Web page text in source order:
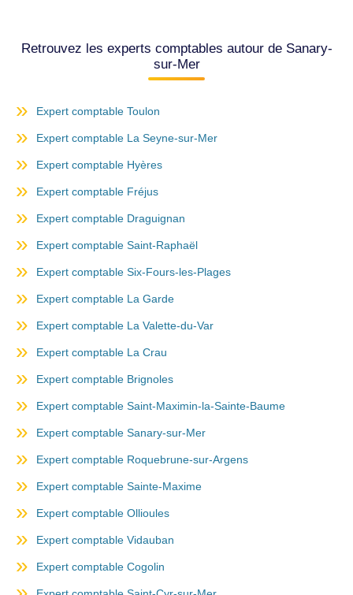
Retrouvez les experts comptables autour de Sanary-
sur-Mer
Expert comptable Toulon
Expert comptable La Seyne-sur-Mer
Expert comptable Hyères
Expert comptable Fréjus
Expert comptable Draguignan
Expert comptable Saint-Raphaël
Expert comptable Six-Fours-les-Plages
Expert comptable La Garde
Expert comptable La Valette-du-Var
Expert comptable La Crau
Expert comptable Brignoles
Expert comptable Saint-Maximin-la-Sainte-Baume
Expert comptable Sanary-sur-Mer
Expert comptable Roquebrune-sur-Argens
Expert comptable Sainte-Maxime
Expert comptable Ollioules
Expert comptable Vidauban
Expert comptable Cogolin